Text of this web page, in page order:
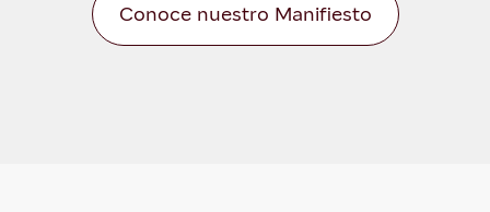
Conoce nuestro Manifiesto